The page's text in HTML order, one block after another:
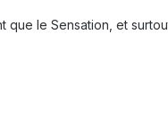
le Sensation, et